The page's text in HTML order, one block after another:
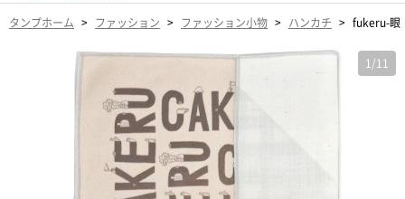
タンプホーム > ファッション > ファッション小物 > ハンカチ > fukeru-眼
1 /11